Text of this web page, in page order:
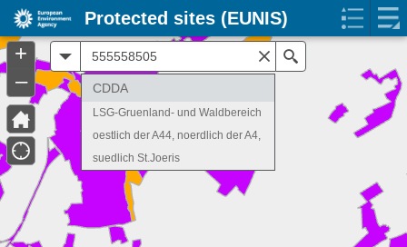
+
–
CDDA
LSG-Gruenland- und Waldbereich
oestlich der A44, noerdlich der A4,
suedlich St.Joeris
Protected sites (EUNIS)